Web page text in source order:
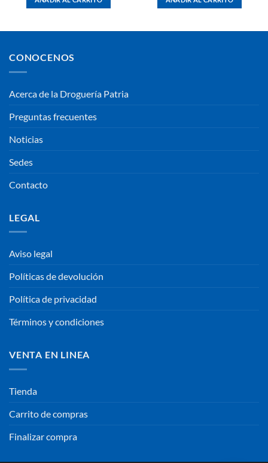
CONOCENOS
Acerca de la Droguería Patria
Preguntas frecuentes
Noticias
Sedes
Contacto
LEGAL
Aviso legal
Políticas de devolución
Política de privacidad
Términos y condiciones
VENTA EN LINEA
Tienda
Carrito de compras
Finalizar compra